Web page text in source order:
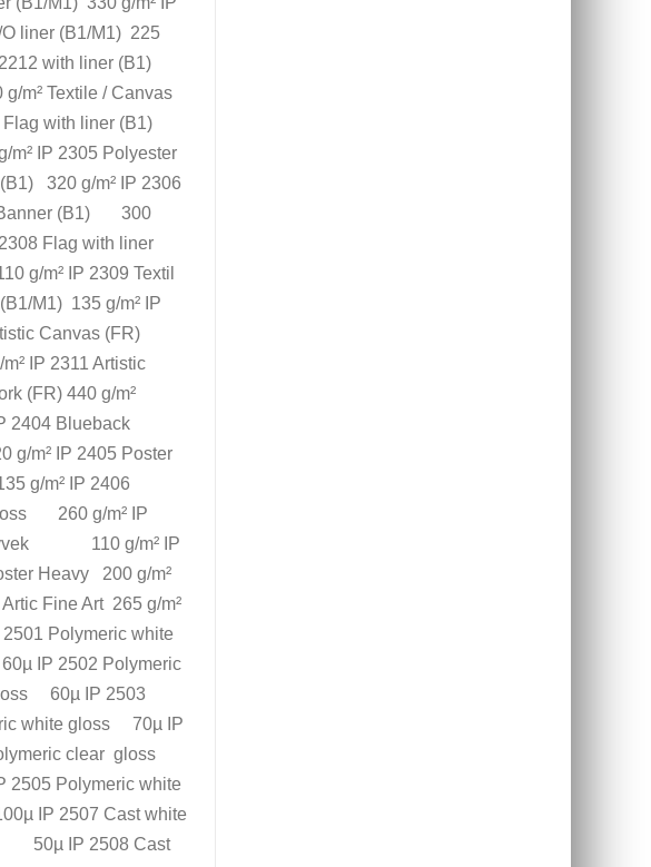
liner (B1/M1) 225
with liner (B1)
Textile / Canvas
Flag with liner (B1)
IP 2305 Polyester
320 g/m² IP 2306
(B1) 300
Flag with liner
m² IP 2309 Textil
M1) 135 g/m² IP
Canvas (FR)
IP 2311 Artistic
(FR) 440 g/m²
2404 Blueback
IP 2405 Poster
m² IP 2406
260 g/m² IP
110 g/m² IP
Heavy 200 g/m²
Artic Fine Art 265 g/m²
Polymeric white
IP 2502 Polymeric
60µ IP 2503
white gloss 70µ IP
clear gloss
2505 Polymeric white
IP 2507 Cast white
IP 2508 Cast